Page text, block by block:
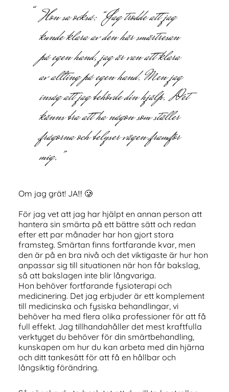
Hon sa också: “Jag trodde att jag
kunde klara av den här smärtresan
på egen hand, jag är van att klara
av allting på egen hand. Men jag
insåg att jag behövde din hjälp. Det
känns bra att ha någon som ställer
frågorna och belyser vägen framför
mig.”
Om jag grät! JA!!! 🥲
För jag vet att jag har hjälpt en annan person att
hantera sin smärta på ett bättre sätt och redan
efter ett par månader har hon gjort stora
framsteg. Smärtan finns fortfarande kvar, men
den är på en bra nivå och det viktigaste är hur hon
anpassar sig till situationen när hon får bakslag,
så att bakslagen inte blir långvariga.
Hon behöver fortfarande fysioterapi och
medicinering. Det jag erbjuder är ett komplement
till medicinska och fysiska behandlingar, vi
behöver ha med flera olika professioner för att få
full effekt. Jag tillhandahåller det mest kraftfulla
verktyget du behöver för din smärtbehandling,
kunskapen om hur du kan arbeta med din hjärna
och ditt tankesätt för att få en hållbar och
långsiktig förändring.